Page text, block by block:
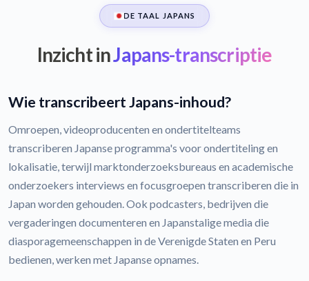
DE TAAL JAPANS
Inzicht inJapans-transcriptie
Wie transcribeert Japans-inhoud?
Omroepen, videoproducenten en ondertitelteams
transcriberen Japanse programma's voor ondertiteling en
lokalisatie, terwijl marktonderzoeksbureaus en academische
onderzoekers interviews en focusgroepen transcriberen die in
Japan worden gehouden. Ook podcasters, bedrijven die
vergaderingen documenteren en Japanstalige media die
diasporagemeenschappen in de Verenigde Staten en Peru
bedienen, werken met Japanse opnames.